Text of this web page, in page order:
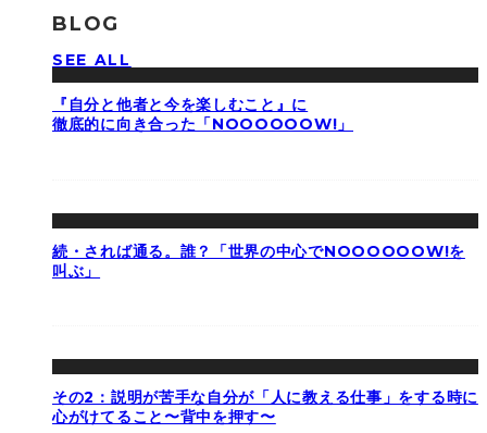
BLOG
SEE ALL
『自分と他者と今を楽しむこと』に
徹底的に向き合った「NOOOOOOW!」
続・されば通る。誰？「世界の中心でNOOOOOOW!を
叫ぶ」
その2：説明が苦手な自分が「人に教える仕事」をする時に
心がけてること〜背中を押す〜